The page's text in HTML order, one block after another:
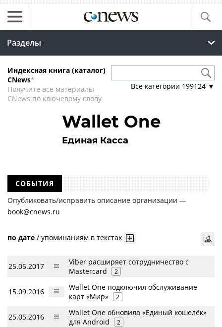
Разделы
Индексная книга (каталог)
CNews*
Получите все материалы
CNews по ключевому слову
Все категории 199124 ▼
Wallet One
Единая Касса
СОБЫТИЯ
Опубликовать/исправить описание организации —
book@cnews.ru
по дате / упоминаниям в текстах
25.05.2017
Viber расширяет сотрудничество с
Masterсard
2
15.09.2016
Wallet One подключил обслуживание
карт «Мир»
2
25.05.2016
Wallet One обновила «Единый кошелёк»
для Android
2